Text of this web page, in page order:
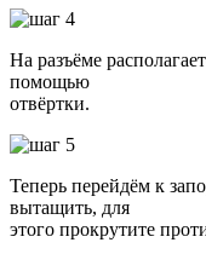
На разъёме
помощью
отвёртки.
Теперь перейдём к
вытащить, для
этого прокрутите